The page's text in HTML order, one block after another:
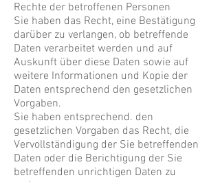
Rechte der betroffenen Personen
Sie haben das Recht, eine Bestätigung
darüber zu verlangen, ob betreffende
Daten verarbeitet werden und auf
Auskunft über diese Daten sowie auf
weitere Informationen und Kopie der
Daten entsprechend den gesetzlichen
Vorgaben.
Sie haben entsprechend. den
gesetzlichen Vorgaben das Recht, die
Vervollständigung der Sie betreffenden
Daten oder die Berichtigung der Sie
betreffenden unrichtigen Daten zu